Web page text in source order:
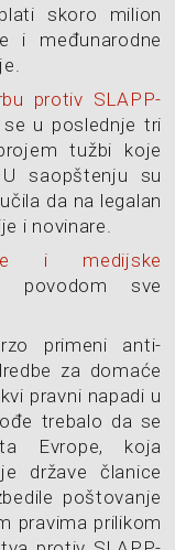
skoro milion
i međunarodne
protiv SLAPP-
se u poslednje tri
tužbi koje
saopštenju su
da na legalan
i novinare.
i medijske
sve
primeni anti-
za domaće
pravni napadi u
trebalo da se
Evrope, koja
države članice
poštovanje
pravima prilikom